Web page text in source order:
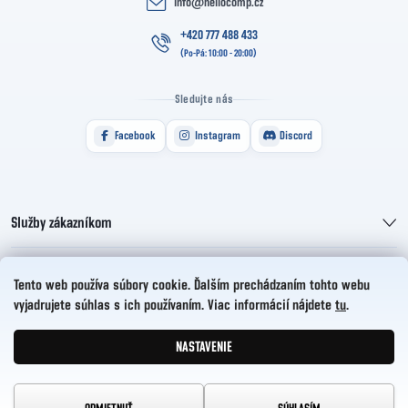
Tento web používa súbory cookie. Ďalším prechádzaním tohto webu
vyjadrujete súhlas s ich používaním. Viac informácií nájdete tu.
NASTAVENIE
info@hellocomp.cz
+420 777 488 433
Sledujte nás
Facebook Instagram Discord
Služby zákazníkom